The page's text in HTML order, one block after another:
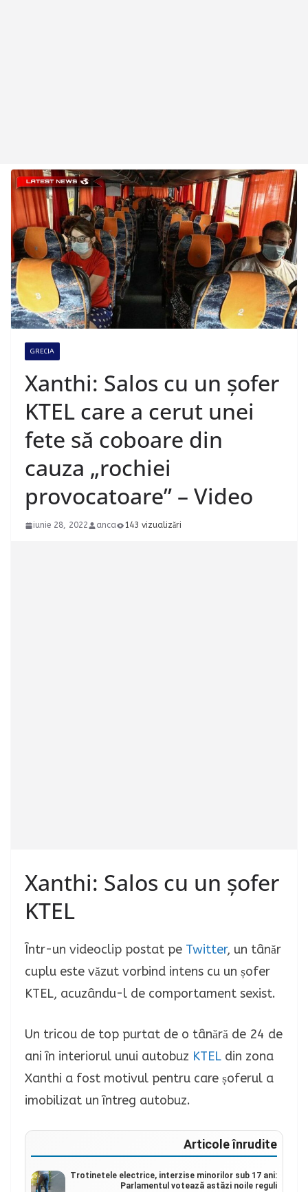
GRECIA
Xanthi: Salos cu un șofer
KTEL care a cerut unei
fete să coboare din
cauza „rochiei
provocatoare” – Video
iunie 28, 2022 anca 143 vizualizări
Xanthi: Salos cu un șofer
KTEL
Într-un videoclip postat pe Twitter, un tânăr
cuplu este văzut vorbind intens cu un șofer
KTEL, acuzându-l de comportament sexist.
Un tricou de top purtat de o tânără de 24 de
ani în interiorul unui autobuz KTEL din zona
Xanthi a fost motivul pentru care șoferul a
imobilizat un întreg autobuz.
Articole înrudite
Trotinetele electrice, interzise minorilor sub 17 ani:
Parlamentul votează astăzi noile reguli